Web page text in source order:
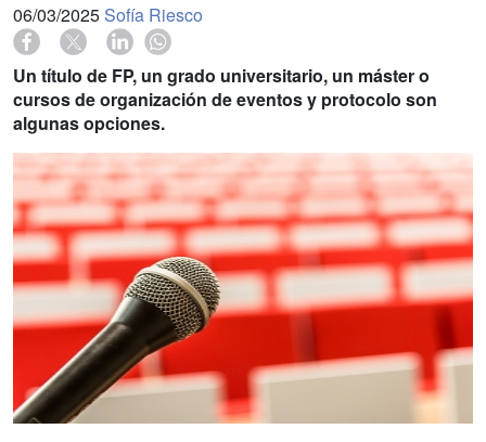
06/03/2025 Sofía Riesco
Un título de FP, un grado universitario, un máster o
cursos de organización de eventos y protocolo son
algunas opciones.